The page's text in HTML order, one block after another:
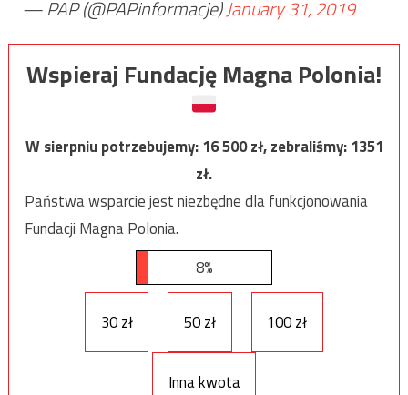
— PAP (@PAPinformacje)January 31, 2019
Wspieraj Fundację Magna Polonia!
W sierpniu potrzebujemy:16 500zł, zebraliśmy:1351
zł.
Państwa wsparcie jest niezbędne dla funkcjonowania
Fundacji Magna Polonia.
8%
30 zł 50 zł 100 zł
Inna kwota